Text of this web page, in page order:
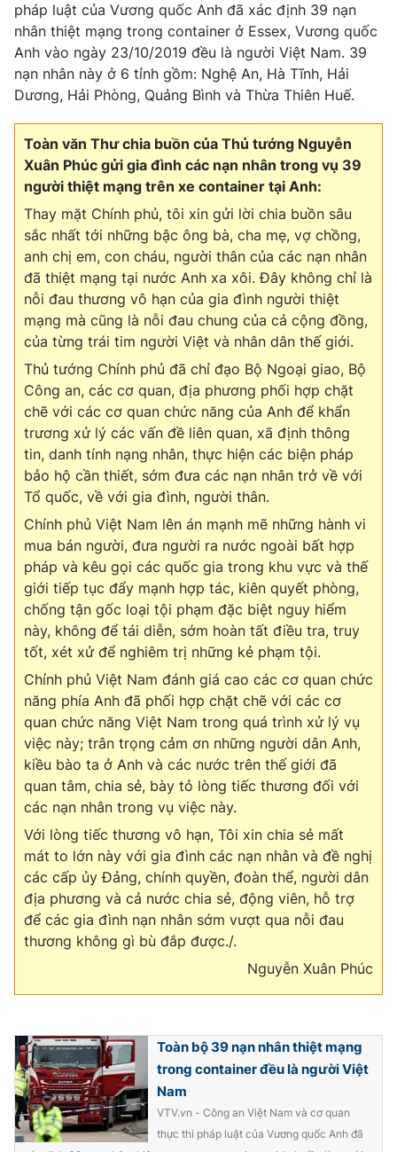
Video Shorts video
VTV Money VTV Thể thao
VTV Sức khoẻ Bất động sản
Thị trường 24h Tấm lòng Việt
VTV4 Vươn mình bằng AI
VTV9 VTV8
Liên hệ tòa soạn English
THỜI BÁO VTV
Theo dõi báo trên
Cơ quan chủ quản:
Đài Truyền hình Việt Nam
Cơ quan báo chí:Thời báo VTV
Giấy phép hoạt động báo in và báo điện tử số 483/GP-BTTTT
cấp ngày 29/12/2023
Tổng Biên tập: Vũ Thanh Thủy
Phó Tổng Biên tập:Nguyễn Thị Mỹ Hạnh, Phạm Quốc Thắng,
Nguyễn Trọng Ninh
Tổng đài VTV:024.38 355 931 - 024.38 355 932
Ðiện thoại Thời báo VTV:024.66 897 897
Email:toasoan@vtv.vn
Liên hệ quảng cáo:024-7300.7108
® Cấm sao chép dưới mọi hình thức nếu không có sự chấp
thuận bằng văn bản. Ghi rõ nguồn VTV.vn khi phát hành lại
thông tin từ website này.
pháp luật của Vương quốc Anh đã xác định 39 nạn
nhân thiệt mạng trong container ở Essex, Vương quốc
Anh vào ngày 23/10/2019 đều là người Việt Nam. 39
nạn nhân này ở 6 tỉnh gồm: Nghệ An, Hà Tĩnh, Hải
Dương, Hải Phòng, Quảng Bình và Thừa Thiên Huế.
Toàn văn Thư chia buồn của Thủ tướng Nguyễn
Xuân Phúc gửi gia đình các nạn nhân trong vụ 39
người thiệt mạng trên xe container tại Anh:
Thay mặt Chính phủ, tôi xin gửi lời chia buồn sâu
sắc nhất tới những bậc ông bà, cha mẹ, vợ chồng,
anh chị em, con cháu, người thân của các nạn nhân
đã thiệt mạng tại nước Anh xa xôi. Đây không chỉ là
nỗi đau thương vô hạn của gia đình người thiệt
mạng mà cũng là nỗi đau chung của cả cộng đồng,
của từng trái tim người Việt và nhân dân thế giới.
Thủ tướng Chính phủ đã chỉ đạo Bộ Ngoại giao, Bộ
Công an, các cơ quan, địa phương phối hợp chặt
chẽ với các cơ quan chức năng của Anh để khẩn
trương xử lý các vấn đề liên quan, xã định thông
tin, danh tính nạng nhân, thực hiện các biện pháp
bảo hộ cần thiết, sớm đưa các nạn nhân trở về với
Tổ quốc, về với gia đình, người thân.
Chính phủ Việt Nam lên án mạnh mẽ những hành vi
mua bán người, đưa người ra nước ngoài bất hợp
pháp và kêu gọi các quốc gia trong khu vực và thế
giới tiếp tục đẩy mạnh hợp tác, kiên quyết phòng,
chống tận gốc loại tội phạm đặc biệt nguy hiểm
này, không để tái diễn, sớm hoàn tất điều tra, truy
tốt, xét xử để nghiêm trị những kẻ phạm tội.
Chính phủ Việt Nam đánh giá cao các cơ quan chức
năng phía Anh đã phối hợp chặt chẽ với các cơ
quan chức năng Việt Nam trong quá trình xử lý vụ
việc này; trân trọng cảm ơn những người dân Anh,
kiều bào ta ở Anh và các nước trên thế giới đã
quan tâm, chia sẻ, bày tỏ lòng tiếc thương đối với
các nạn nhân trong vụ việc này.
Với lòng tiếc thương vô hạn, Tôi xin chia sẻ mất
mát to lớn này với gia đình các nạn nhân và đề nghị
các cấp ủy Đảng, chính quyền, đoàn thể, người dân
địa phương và cả nước chia sẻ, động viên, hỗ trợ
để các gia đình nạn nhân sớm vượt qua nỗi đau
thương không gì bù đắp được./.
Nguyễn Xuân Phúc
Toàn bộ 39 nạn nhân thiệt mạng
trong container đều là người Việt
Nam
VTV.vn - Công an Việt Nam và cơ quan
thực thi pháp luật của Vương quốc Anh đã